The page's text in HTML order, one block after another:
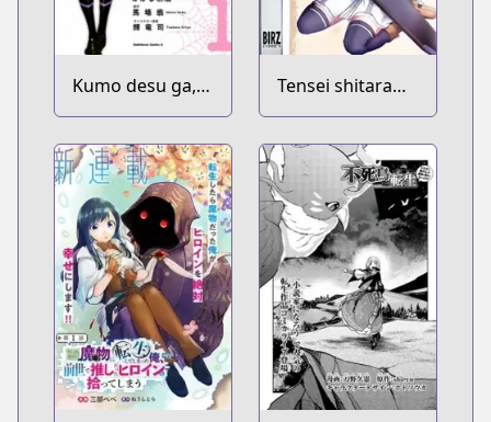
Kumo desu ga,
Nani ka?
Tensei shitara
Ken deshita